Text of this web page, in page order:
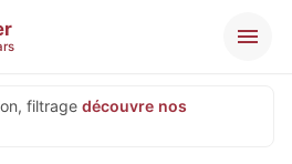
filtrage découvre nos